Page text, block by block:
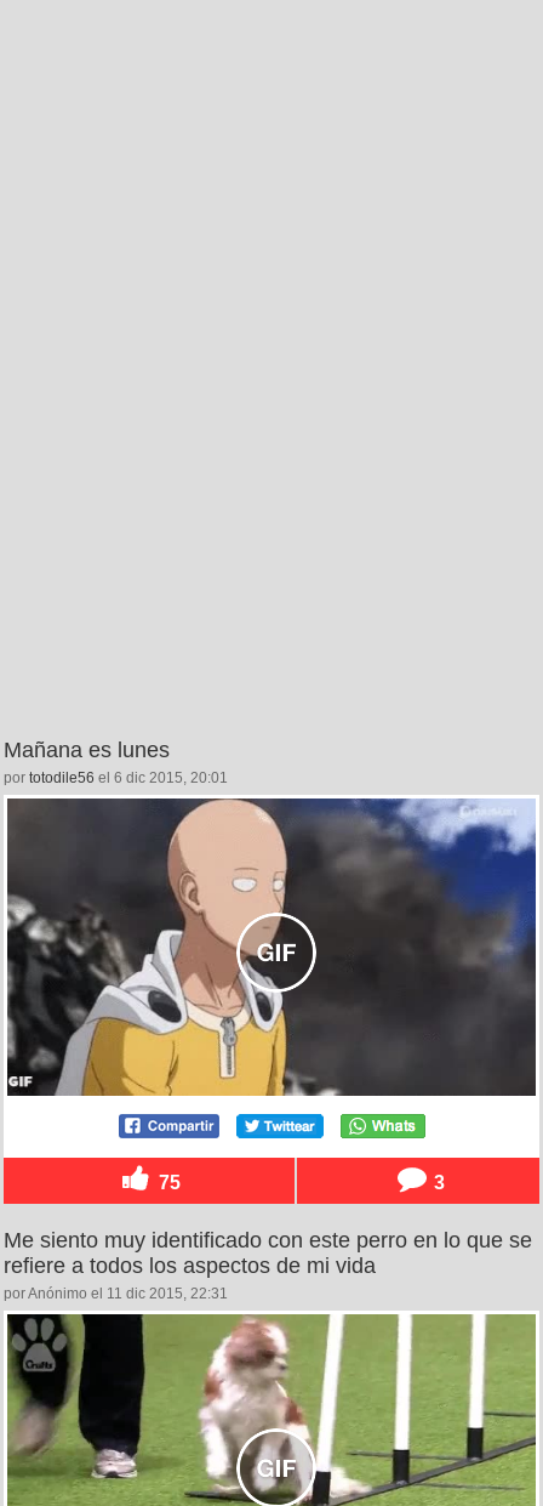
Mañana es lunes
por totodile56 el 6 dic 2015, 20:01
75 3
Me siento muy identificado con este perro en lo que se
refiere a todos los aspectos de mi vida
por Anónimo el 11 dic 2015, 22:31